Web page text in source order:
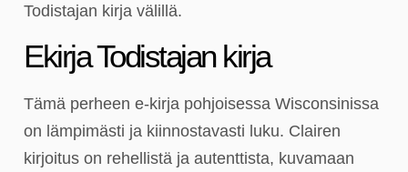
Todistajan kirja välillä.
Ekirja Todistajan kirja
Tämä perheen e-kirja pohjoisessa Wisconsinissa
on lämpimästi ja kiinnostavasti luku. Clairen
kirjoitus on rehellistä ja autenttista, kuvamaan